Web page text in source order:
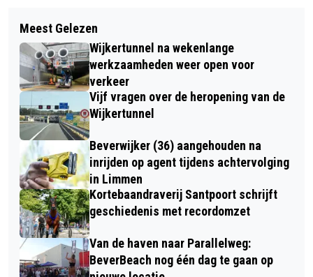
GEMEENTE BEVERWIJK START MET
BAK VOOR INZAMELING PLASTIC
’S WERELDS LANGSTE MTB
BEACHMARATHON ZONDAG OVER
STRANDEN VAN KENNEMERLAND
Meest Gelezen
Wijkertunnel na wekenlange
werkzaamheden weer open voor
verkeer
Vijf vragen over de heropening van de
Wijkertunnel
Beverwijker (36) aangehouden na
inrijden op agent tijdens achtervolging
in Limmen
Kortebaandraverij Santpoort schrijft
geschiedenis met recordomzet
Van de haven naar Parallelweg:
BeverBeach nog één dag te gaan op